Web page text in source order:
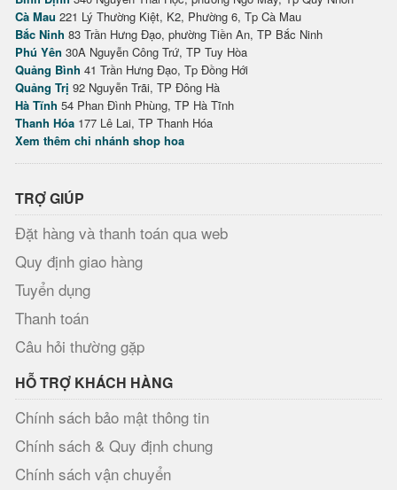
Cà Mau 221 Lý Thường Kiệt, K2, Phường 6, Tp Cà Mau
Bắc Ninh 83 Trần Hưng Đạo, phường Tiền An, TP Bắc Ninh
Phú Yên 30A Nguyễn Công Trứ, TP Tuy Hòa
Quảng Bình 41 Trần Hưng Đạo, Tp Đồng Hới
Quảng Trị 92 Nguyễn Trãi, TP Đông Hà
Hà Tĩnh 54 Phan Đình Phùng, TP Hà Tĩnh
Thanh Hóa 177 Lê Lai, TP Thanh Hóa
Xem thêm chi nhánh shop hoa
TRỢ GIÚP
Đặt hàng và thanh toán qua web
Quy định giao hàng
Tuyển dụng
Thanh toán
Câu hỏi thường gặp
HỖ TRỢ KHÁCH HÀNG
Chính sách bảo mật thông tin
Chính sách & Quy định chung
Chính sách vận chuyển